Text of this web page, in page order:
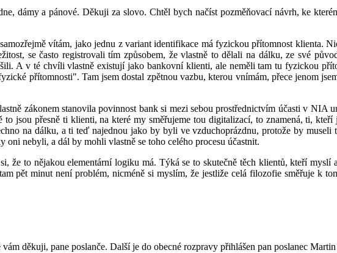
dámy a pánové. Děkuji za slovo. Chtěl bych načíst pozměňovací návrh, ke
vítám, jako jednu z variant identifikace má fyzickou přítomnost klienta.
se často registrovali tím způsobem, že vlastně to dělali na dálku, ze své
A v té chvíli vlastně existují jako bankovní klienti, ale neměli tam tu fyzickou
přítomnosti". Tam jsem dostal zpětnou vazbu, kterou vnímám, přece jenom
zákonem stanovila povinnost bank si mezi sebou prostřednictvím účasti v NIA
jsou přesně ti klienti, na které my směřujeme tou digitalizací, to znamená, ti,
na dálku, a ti teď najednou jako by byli ve vzduchoprázdnu, protože by
oni nebyli, a dál by mohli vlastně se toho celého procesu účastnit.
že to nějakou elementární logiku má. Týká se to skutečně těch klientů, kteří
pět minut není problém, nicméně si myslím, že jestliže celá filozofie směřuje k
vám děkuji, pane poslanče. Další je do obecné rozpravy přihlášen pan poslanec